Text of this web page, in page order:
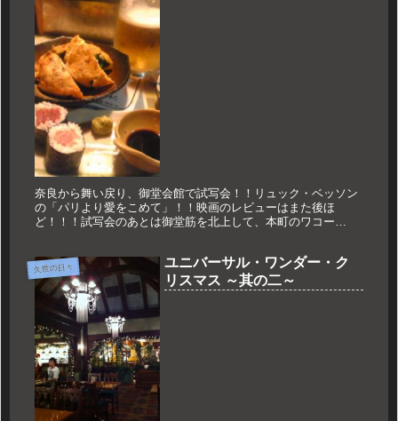
奈良から舞い戻り、御堂会館で試写会！！リュック・ベッソン
の「パリより愛をこめて」！！映画のレビューはまた後ほ
ど！！！試写会のあとは御堂筋を北上して、本町のワコー
久世の日々
ユニバーサル・ワンダー・ク
リスマス ～其の二～